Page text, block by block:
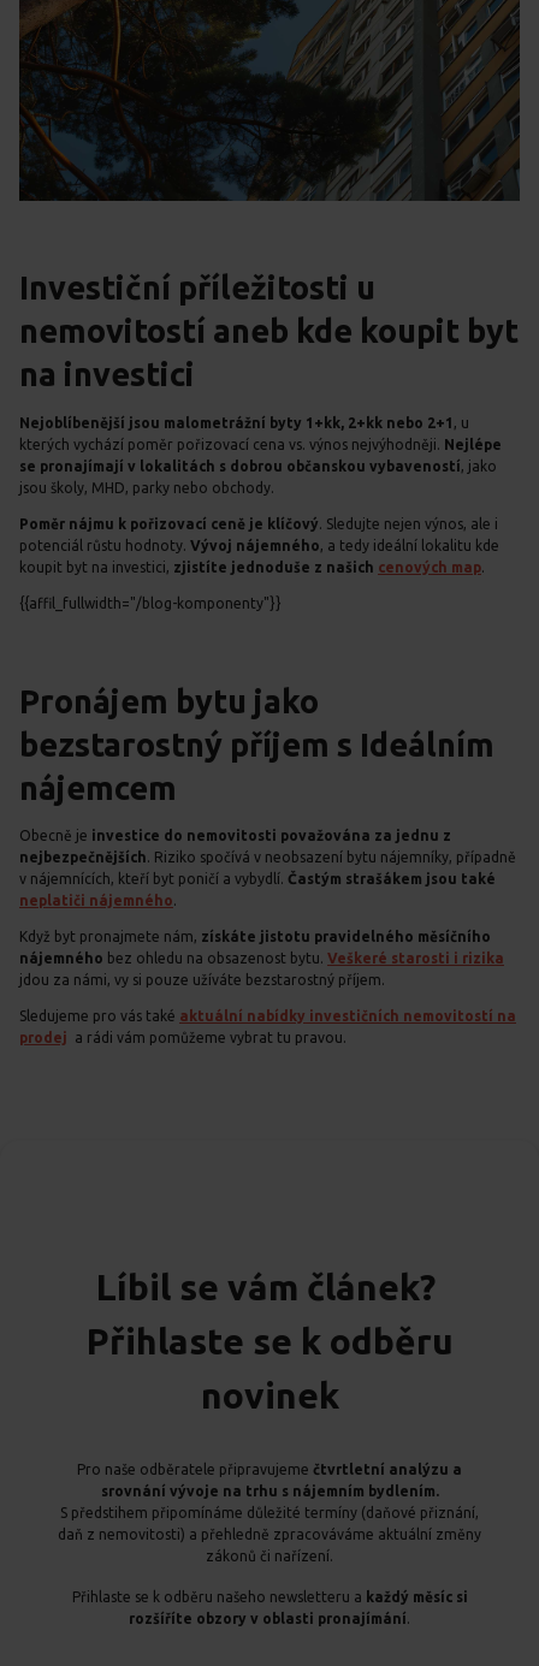
Investiční příležitosti u
nemovitostí aneb kde koupit byt
na investici
Nejoblíbenější jsou malometrážní byty 1+kk, 2+kk nebo 2+1 , u
kterých vychází poměr pořizovací cena vs. výnos nejvýhodněji. Nejlépe
se pronajímají v lokalitách s dobrou občanskou vybaveností, jako
jsou školy, MHD, parky nebo obchody.
Poměr nájmu k pořizovací ceně je klíčový. Sledujte nejen výnos, ale i
potenciál růstu hodnoty. Vývoj nájemného, a tedy ideální lokalitu kde
koupit byt na investici, zjistíte jednoduše z našich cenových map.
{{affil_fullwidth="/blog-komponenty"}}
Pronájem bytu jako
bezstarostný příjem s Ideálním
nájemcem
Obecně je investice do nemovitosti považována za jednu z
nejbezpečnějších. Riziko spočívá v neobsazení bytu nájemníky, případně
v nájemnících, kteří byt poničí a vybydlí. Častým strašákem jsou také
neplatiči nájemného.
Když byt pronajmete nám, získáte jistotu pravidelného měsíčního
nájemného bez ohledu na obsazenost bytu. Veškeré starosti i rizika
jdou za námi, vy si pouze užíváte bezstarostný příjem.
Sledujeme pro vás také aktuální nabídky investičních nemovitostí na
prodej
a rádi vám pomůžeme vybrat tu pravou.
Líbil se vám článek?
Přihlaste se k odběru
novinek
Pro naše odběratele připravujeme čtvrtletní analýzu a
srovnání vývoje na trhu s nájemním bydlením.
S předstihem připomínáme důležité termíny (daňové přiznání,
daň z nemovitosti) a přehledně zpracováváme aktuální změny
zákonů či nařízení.
Přihlaste se k odběru našeho newsletteru a každý měsíc si
rozšíříte obzory v oblasti pronajímání.